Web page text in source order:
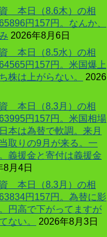
本日（8.6木）の相
円157円。なんか、
2026年8月6日
本日（8.5水）の相
円157円。米国爆上
株は上がらない。
2026
本日（8.3月）の相
円157円。米国相場
本は為替で軟調。来月
取りの9月が来る。一
義援金と寄付は義援金
8月4日
本日（8.3月）の相
円157円。為替に影
円高で下がってますが
ない。
2026年8月3日